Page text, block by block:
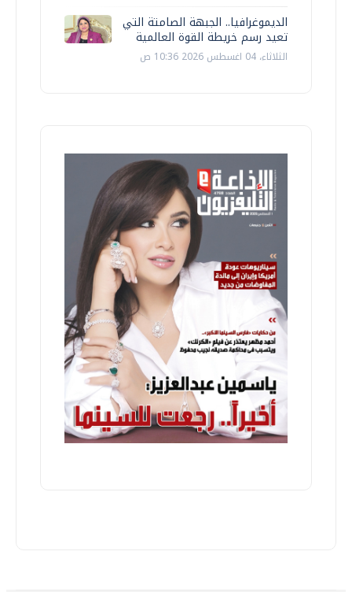
الديموغرافيا.. الجبهة الصامتة التي
تعيد رسم خريطة القوة العالمية
الثلاثاء، 04 اغسطس 2026 10:36 ص